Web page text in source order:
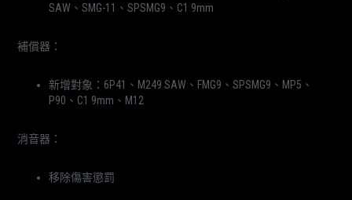
SAW、SMG-11、SPSMG9、C1 9mm
補償器：
新增對象：6P41、M249 SAW、FMG9、SPSMG9、MP5、
P90、C1 9mm、M12
消音器：
移除傷害懲罰